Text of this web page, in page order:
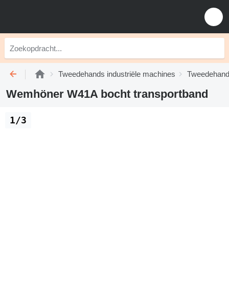
Tweedehands industriële machines
Wemhöner W41A bocht transportband
1/3